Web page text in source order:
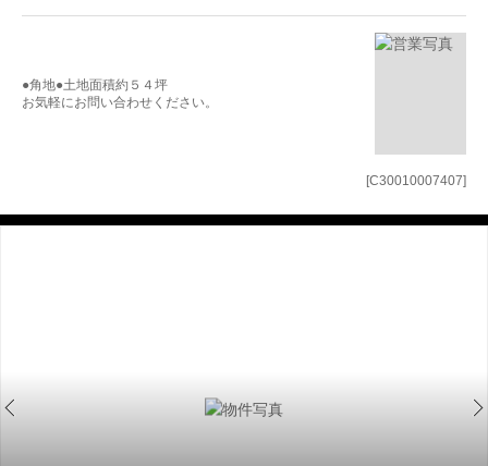
[C30010007407]
●角地●土地面積約５４坪
お気軽にお問い合わせください。